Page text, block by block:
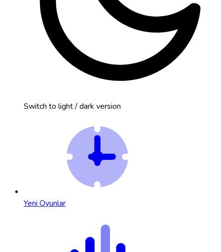
Switch to light / dark version
Yeni Oyunlar